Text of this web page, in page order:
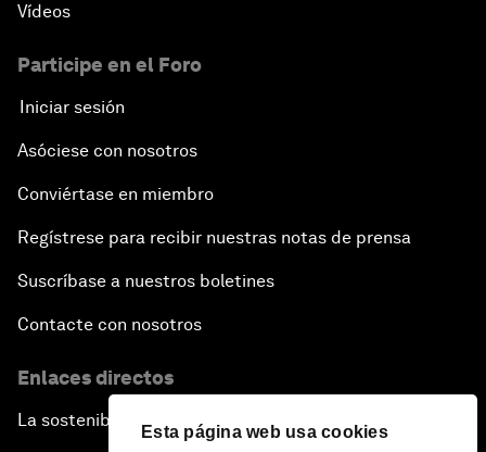
Esta página web usa cookies
Vídeos
Participe en el Foro
Iniciar sesión
Asóciese con nosotros
Conviértase en miembro
Regístrese para recibir nuestras notas de prensa
Suscríbase a nuestros boletines
Contacte con nosotros
Enlaces directos
La sostenibilidad en el Foro